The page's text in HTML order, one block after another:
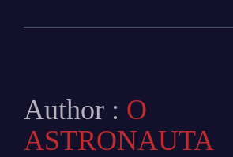
Author : O
ASTRONAUTA